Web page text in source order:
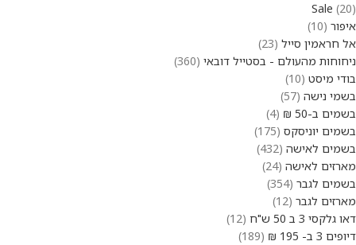
Sale 20
איפור 10
אל חראמין סייל 23
ניחוחות מהעולם - בסטייל דובאי 360
בודי מיסט 10
בשמי נישה 57
בשמים ב-50 ₪
4
בשמים יוניסקס 175
בשמים לאישה 432
מארזים לאישה 24
בשמים לגבר 354
מארזים לגבר 12
דאו גלקסי 3 ב 50 ש"ח
12
דיופים 3 ב- 195 ₪
189